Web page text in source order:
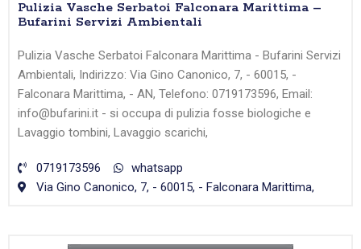
Pulizia Vasche Serbatoi Falconara Marittima –
Bufarini Servizi Ambientali
Pulizia Vasche Serbatoi Falconara Marittima - Bufarini Servizi
Ambientali, Indirizzo: Via Gino Canonico, 7, - 60015, -
Falconara Marittima, - AN, Telefono: 0719173596, Email:
info@bufarini.it - si occupa di pulizia fosse biologiche e
Lavaggio tombini, Lavaggio scarichi,
0719173596
whatsapp
Via Gino Canonico, 7, - 60015, - Falconara Marittima,